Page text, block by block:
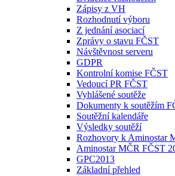
Zápisy z VH
Rozhodnutí výboru
Z jednání asociací
Zprávy o stavu FČST
Návštěvnost serveru
GDPR
Kontrolní komise FČST
Vedoucí PR FČST
Vyhlášené soutěže
Dokumenty k soutěžím
Soutěžní kalendáře
Výsledky soutěží
Rozhovory k Aminostar
Aminostar MČR FČST
GPC2013
Základní přehled